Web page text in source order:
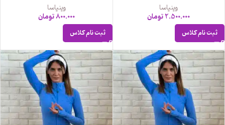
وینیاسا
2.500.000تومان
ثبت نام کلاس
وینیاسا
800.000تومان
ثبت نام کلاس